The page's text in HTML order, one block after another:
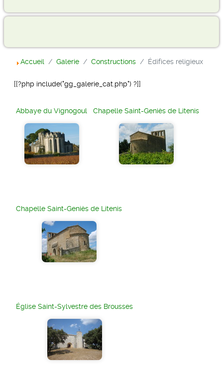
Accueil Galerie Constructions Édifices religieux
[[?php include("gg_galerie_cat.php") ?]]
Abbaye du Vignogoul Chapelle Saint-Geniès de Litenis
Chapelle Saint-Geniès de Litenis
Église Saint-Sylvestre des Brousses